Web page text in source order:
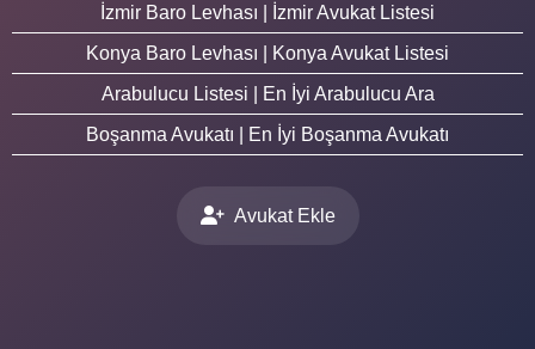
İzmir Baro Levhası | İzmir Avukat Listesi
Konya Baro Levhası | Konya Avukat Listesi
Arabulucu Listesi | En İyi Arabulucu Ara
Boşanma Avukatı | En İyi Boşanma Avukatı
Avukat Ekle